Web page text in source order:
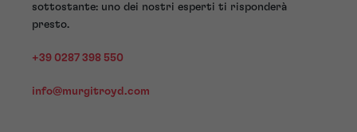
sottostante: uno dei nostri esperti ti risponderà
presto.
+39 0287 398 550
info@murgitroyd.com